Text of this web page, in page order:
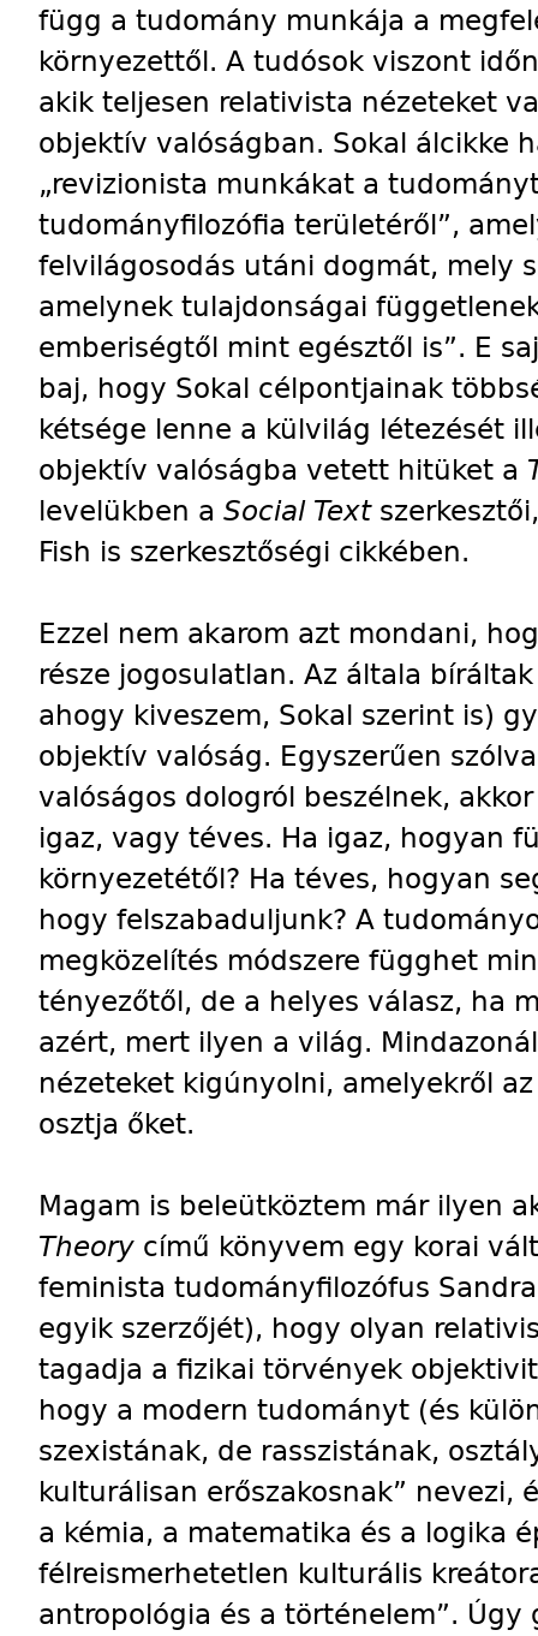
függ a tudomány munkája a
környezettől. A tudósok viszont
akik teljesen relativista nézeteket
objektív valóságban. Sokal álcikke
„revizionista munkákat a
tudományfilozófia területéről”,
felvilágosodás utáni dogmát, mely
amelynek tulajdonságai
emberiségtől mint egésztől is”. E
baj, hogy Sokal célpontjainak
kétsége lenne a külvilág létezését
objektív valóságba vetett hitüket a
levelükben a Social Text
Fish is szerkesztőségi cikkében.
Ezzel nem akarom azt mondani,
része jogosulatlan. Az általa
ahogy kiveszem, Sokal szerint is)
objektív valóság. Egyszerűen
valóságos dologról beszélnek,
igaz, vagy téves. Ha igaz, hogyan
környezetétől? Ha téves, hogyan
hogy felszabaduljunk? A
megközelítés módszere függhet
tényezőtől, de a helyes válasz, ha
azért, mert ilyen a világ.
nézeteket kigúnyolni, amelyekről
osztja őket.
Magam is beleütköztem már ilyen
Theory című könyvem egy korai
feminista tudományfilozófus
egyik szerzőjét), hogy olyan
tagadja a fizikai törvények
hogy a modern tudományt (és
szexistának, de rasszistának,
kulturálisan erőszakosnak” nevezi,
a kémia, a matematika és a logika
félreismerhetetlen kulturális
antropológia és a történelem”.